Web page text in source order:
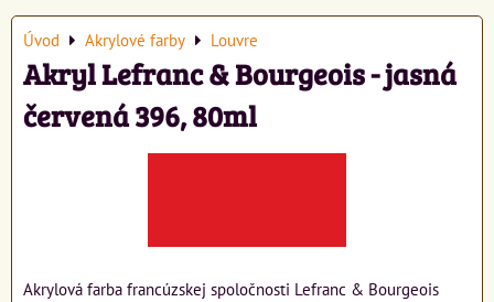
Úvod Akrylové farby Louvre
Akryl Lefranc & Bourgeois - jasná
červená 396, 80ml
Akrylová farba francúzskej spoločnosti Lefranc & Bourgeois